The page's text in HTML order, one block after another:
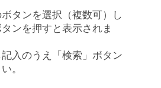
タンを選択（複数可）し
ンを押すと表示されま
入のうえ「検索」ボタン
。